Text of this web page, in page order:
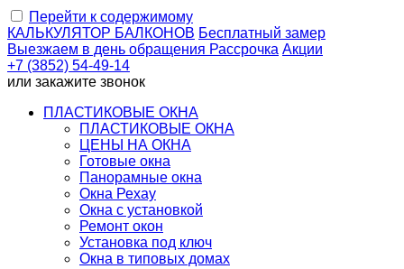
Перейти к содержимому
КАЛЬКУЛЯТОР БАЛКОНОВ Бесплатный замер
Выезжаем в день обращения Рассрочка Акции
+7 (3852) 54-49-14
или закажите звонок
ПЛАСТИКОВЫЕ ОКНА
ПЛАСТИКОВЫЕ ОКНА
ЦЕНЫ НА ОКНА
Готовые окна
Панорамные окна
Окна Рехау
Окна с установкой
Ремонт окон
Установка под ключ
Окна в типовых домах